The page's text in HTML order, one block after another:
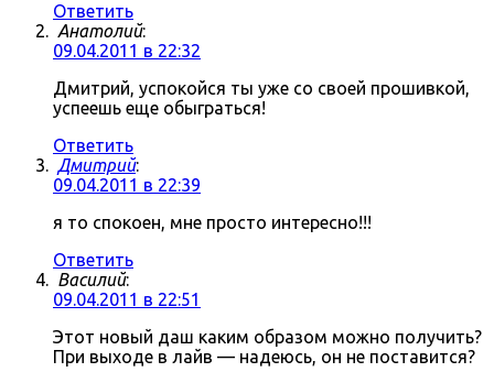
Ответить
Анатолий:
09.04.2011 в 22:32
Дмитрий, успокойся ты уже со своей прошивкой,
успеешь еще обыграться!
Ответить
Дмитрий:
09.04.2011 в 22:39
я то спокоен, мне просто интересно!!!
Ответить
Василий:
09.04.2011 в 22:51
Этот новый даш каким образом можно получить?
При выходе в лайв — надеюсь, он не поставится?